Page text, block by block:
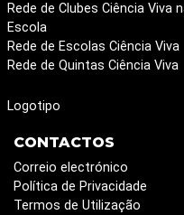
Rede de Clubes Ciência Viva
Escola
Rede de Escolas Ciência Viva
Rede de Quintas Ciência Viva
Logotipo
CONTACTOS
Correio electrónico
Política de Privacidade
Termos de Utilização